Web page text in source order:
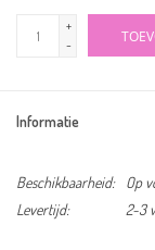
+
-
Informatie
Beschikbaarheid: Op
Levertijd:
2-3